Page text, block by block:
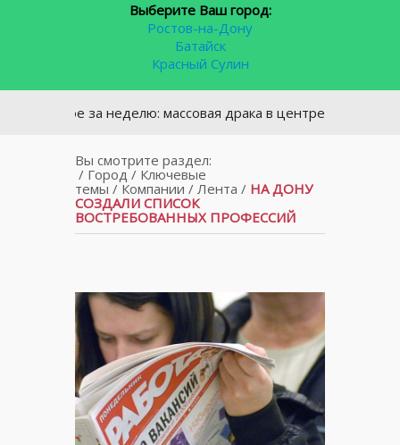
Выберите Ваш город:
Ростов-на-Дону
Батайск
Красный Сулин
за неделю: массовая драка в центре Ростова и
Вы смотрите раздел:
/ Город/ Ключевые
темы / Компании / Лента / НА ДОНУ
СОЗДАЛИ СПИСОК
ВОСТРЕБОВАННЫХ ПРОФЕССИЙ